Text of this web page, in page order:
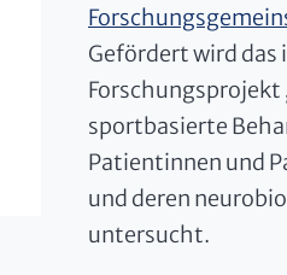
Gefördert wird
Forschungsprojekt
sportbasierte
Patientinnen und
und deren
untersucht.